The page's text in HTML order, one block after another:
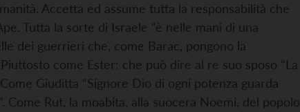
Accetta ed assume tutta la responsabilità che
Tutta la sorte di Israele “è nelle mani di una
dei guerrieri che, come Barac, pongono la
come Ester: che può dire al re suo sposo “La
Giuditta “Signore Dio di ogni potenza guarda
Come Rut, la moabita, alla suocera Noemi, del popolo